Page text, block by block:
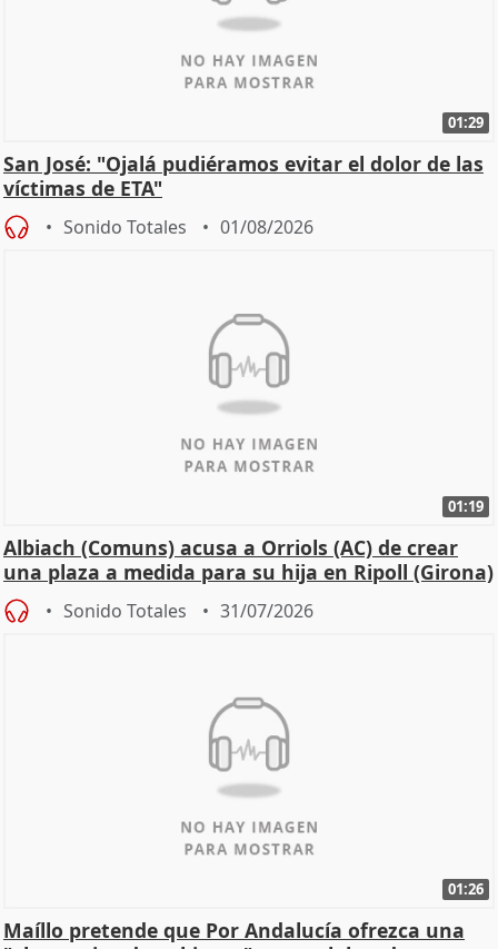
01:29
San José: "Ojalá pudiéramos evitar el dolor de las
víctimas de ETA"
Sonido Totales 01/08/2026
01:19
Albiach (Comuns) acusa a Orriols (AC) de crear
una plaza a medida para su hija en Ripoll (Girona)
Sonido Totales 31/07/2026
01:26
Maíllo pretende que Por Andalucía ofrezca una